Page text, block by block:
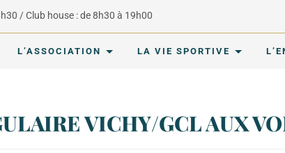
/ Club house : de 8h30 à 19h00
L’ASSOCIATION LA VIE SPORTIVE
VICHY/GCL AUX